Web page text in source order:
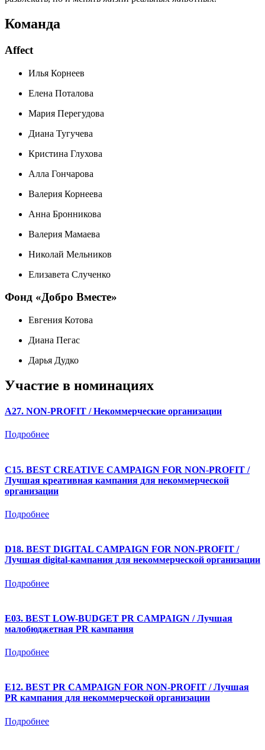
Команда
Affect
Илья Корнеев
Елена Поталова
Мария Перегудова
Диана Тугучева
Кристина Глухова
Алла Гончарова
Валерия Корнеева
Анна Бронникова
Валерия Мамаева
Николай Мельников
Елизавета Слученко
Фонд «Добро Вместе»
Евгения Котова
Диана Пегас
Дарья Дудко
Участие в номинациях
A27. NON-PROFIT / Некоммерческие организации
Подробнее
C15. BEST CREATIVE CAMPAIGN FOR NON-PROFIT /
Лучшая креативная кампания для некоммерческой
организации
Подробнее
D18. BEST DIGITAL CAMPAIGN FOR NON-PROFIT /
Лучшая digital-кампания для некоммерческой организации
Подробнее
E03. BEST LOW-BUDGET PR CAMPAIGN / Лучшая
малобюджетная PR кампания
Подробнее
E12. BEST PR CAMPAIGN FOR NON-PROFIT / Лучшая
PR кампания для некоммерческой организации
Подробнее